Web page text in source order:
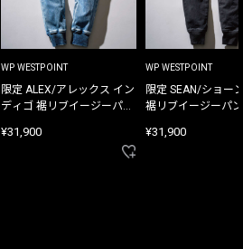
WP WESTPOINT
限定 ALEX/アレックス イン
ディゴ 裾リブイージーパン
¥31,900
WP WESTPOINT
限定 SEAN/ショー
裾リブイージーパ
¥31,900